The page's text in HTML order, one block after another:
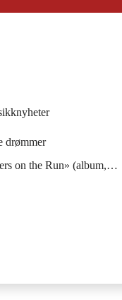
drømmer
on the Run» (album,…